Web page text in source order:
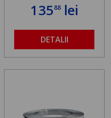
13588lei
DETALII